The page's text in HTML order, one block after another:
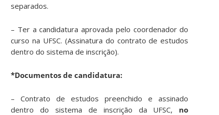
separados.
– Ter a candidatura aprovada pelo coordenador do
curso na UFSC. (Assinatura do contrato de estudos
dentro do sistema de inscrição).
*Documentos de candidatura:
– Contrato de estudos preenchido e assinado
dentro do sistema de inscrição da UFSC, no